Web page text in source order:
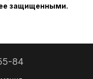
защищенными.
84